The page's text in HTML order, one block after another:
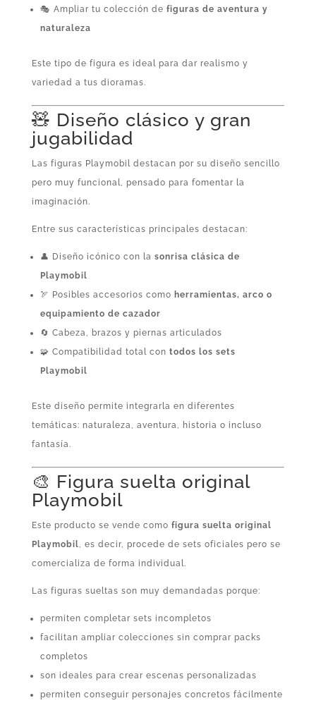
🎭 Ampliar tu colección de figuras de aventura y
naturaleza
Este tipo de figura es ideal para dar realismo y
variedad a tus dioramas.
🧸 Diseño clásico y gran
jugabilidad
Las figuras Playmobil destacan por su diseño sencillo
pero muy funcional, pensado para fomentar la
imaginación.
Entre sus características principales destacan:
👤 Diseño icónico con la sonrisa clásica de
Playmobil
🏹 Posibles accesorios como herramientas, arco o
equipamiento de cazador
🔄 Cabeza, brazos y piernas articulados
🧩 Compatibilidad total con todos los sets
Playmobil
Este diseño permite integrarla en diferentes
temáticas: naturaleza, aventura, historia o incluso
fantasía.
🎨 Figura suelta original
Playmobil
Este producto se vende como figura suelta original
Playmobil, es decir, procede de sets oficiales pero se
comercializa de forma individual.
Las figuras sueltas son muy demandadas porque:
permiten completar sets incompletos
facilitan ampliar colecciones sin comprar packs
completos
son ideales para crear escenas personalizadas
permiten conseguir personajes concretos fácilmente